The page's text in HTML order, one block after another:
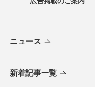
ニュース
新着記事一覧